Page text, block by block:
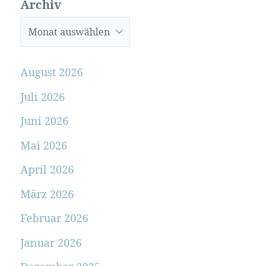
Archiv
August 2026
Juli 2026
Juni 2026
Mai 2026
April 2026
März 2026
Februar 2026
Januar 2026